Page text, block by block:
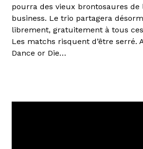
pourra des vieux brontosaures de
business. Le trio partagera
librement, gratuitement à tous
Les matchs risquent d’être serré.
Dance or Die…